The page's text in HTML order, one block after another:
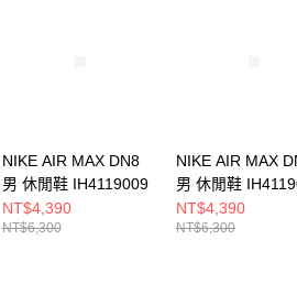
NIKE AIR MAX DN8
男 休閒鞋 IH4119009
NT$4,390
NT$6,300
NIKE AIR MAX
男 休閒鞋
NT$4,390
NT$6,300